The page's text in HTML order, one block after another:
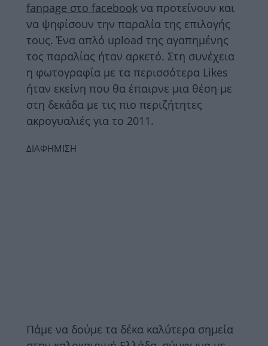
fanpage στο facebook να προτείνουν και
να ψηφίσουν την παραλία της επιλογής
τους. Ένα απλό upload της αγαπημένης
τος παραλίας ήταν αρκετό. Στη συνέχεια
η φωτογραφία με τα περισσότερα Likes
ήταν εκείνη που θα έπαιρνε μια θέση με
στη δεκάδα με τις πιο περιζήτητες
ακρογυαλιές για το 2011.
ΔΙΑΦΗΜΙΣΗ
Πάμε να δούμε τα δέκα καλύτερα σημεία